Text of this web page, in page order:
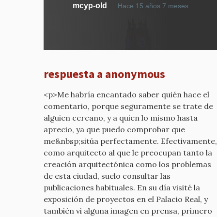
mcyp-old Hace 15 años 7 mesesEn
DE
mcyp-
old
respuesta a anonymous
<p>Me habría encantado saber quién hace el
comentario, porque seguramente se trate de
alguien cercano, y a quien lo mismo hasta
aprecio, ya que puedo comprobar que
me&nbsp;sitúa perfectamente. Efectivamente,
como arquitecto al que le preocupan tanto la
creación arquitectónica como los problemas
de esta ciudad, suelo consultar las
publicaciones habituales. En su día visité la
exposición de proyectos en el Palacio Real, y
también vi alguna imagen en prensa, primero